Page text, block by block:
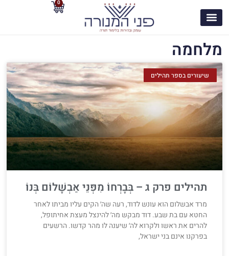
0
מלחמה
שיעורים בספר תהילים
תהילים פרק ג – בְּבָרְחוֹ מִפְּנֵי אַבְשָׁלוֹם בְּנוֹ
מרד אבשלום הוא עונש לדוד, רעה שה׳ הקים עליו מביתו לאחר
החטא עם בת שבע. דוד מבקש מה׳ להינצל מעצת אחיתופל,
להרים את ראשו ולקרוא לה׳ שיענה לו מהר קדשו. הרשעים
בפרקנו אינם בני ישראל,